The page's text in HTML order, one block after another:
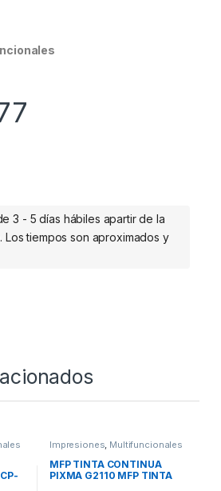
XEROX MODELO B620
3 - 5 días hábiles apartir de la
tiempos son aproximados y
Impresiones Multifuncionales
MFP TINTA CONTINUA
PIXMA G2110 MFP TINTA